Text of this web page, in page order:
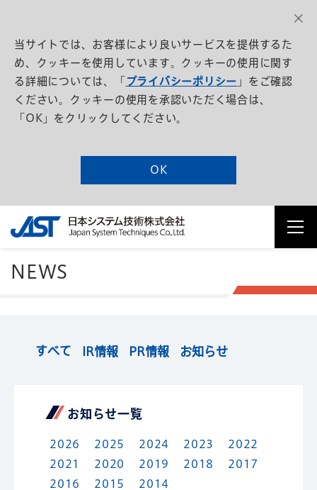
当サイトでは、お客様により良いサービスを提供するた
め、クッキーを使用しています。クッキーの使用に関す
る詳細については、「 プライバシーポリシー 」をご確認
ください。クッキーの使用を承認いただく場合は、
「OK」をクリックしてください。
OK
NEWS
すべて IR情報 PR情報 お知らせ
お知らせ⼀覧
2026 2025 2024 2023
2022
2021
2020 2019 2018
2017
2016
2015 2014